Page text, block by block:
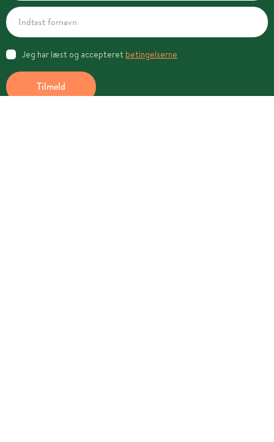
Tilmeld
Jeg har læst og accepteret betingelserne